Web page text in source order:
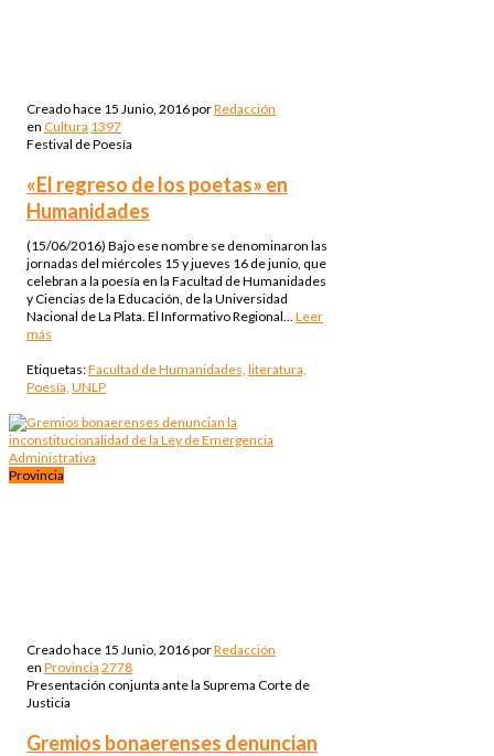
Creado hace 15 Junio, 2016porRedacción
en Cultura 1397
Festival de Poesía
«El regreso de los poetas» en
Humanidades
(15/06/2016) Bajo ese nombre se denominaron las
jornadas del miércoles 15 y jueves 16 de junio, que
celebran a la poesía en la Facultad de Humanidades
y Ciencias de la Educación, de la Universidad
Nacional de La Plata. El Informativo Regional... Leer
más
Etiquetas:Facultad de Humanidades, literatura,
Poesía, UNLP
Provincia
Creado hace 15 Junio, 2016porRedacción
en Provincia 2778
Presentación conjunta ante la Suprema Corte de
Justicia
Gremios bonaerenses denuncian